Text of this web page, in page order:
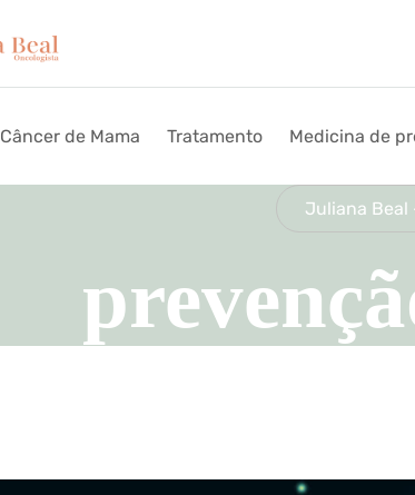
Câncer de Mama Tratamento Medicina de
Juliana Beal